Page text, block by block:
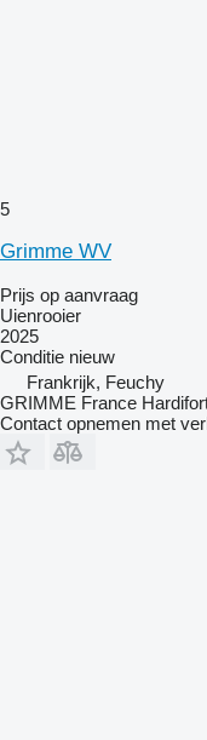
5
Grimme WV
Prijs op aanvraag
Uienrooier
2025
Conditie nieuw
Frankrijk, Feuchy
GRIMME France
Contact opnemen met